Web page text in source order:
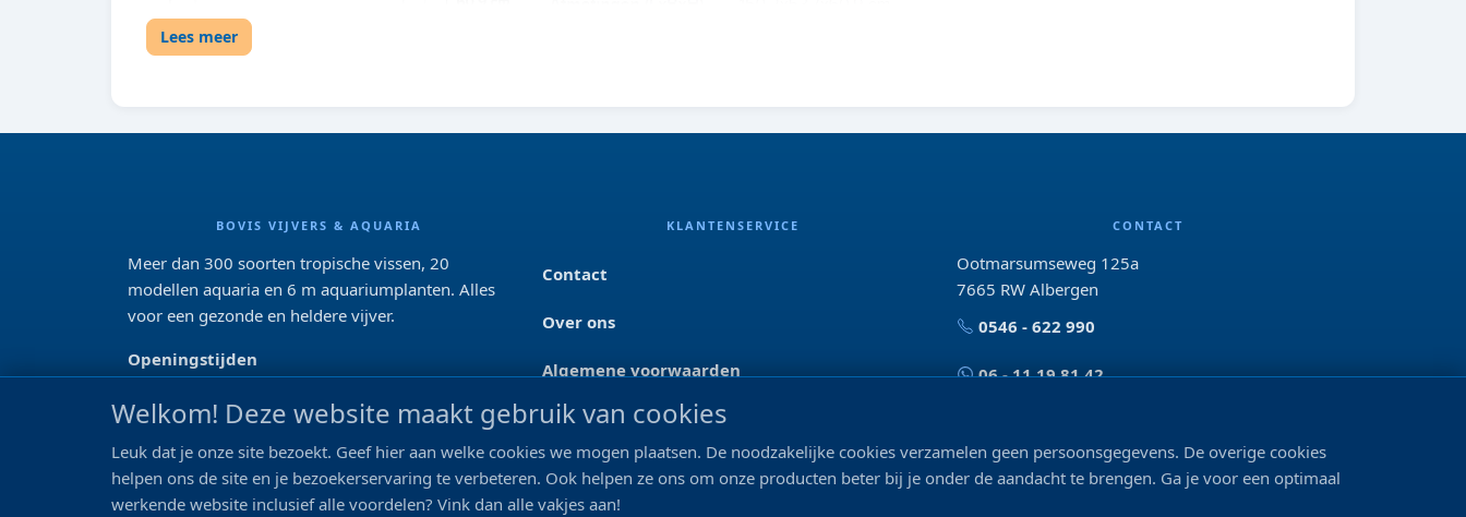
Lees meer
BOVIS VIJVERS & AQUARIA
Meer dan 300 soorten tropische vissen, 20
modellen aquaria en 6 m aquariumplanten. Alles
voor een gezonde en heldere vijver.
Openingstijden
Za: 09:00 - 17:00
REVIEWS
KLANTENSERVICE
Contact
Over ons
Algemene voorwaarden
Privacyverklaring
Blog & tips
CONTACT
Ootmarsumseweg 125a
7665 RW Albergen
0546 - 622 990
06 - 11 19 81 42
VOLG ONS
Welkom! Deze website maakt gebruik van cookies
Leuk dat je onze site bezoekt. Geef hier aan welke cookies we mogen plaatsen. De noodzakelijke cookies verzamelen geen persoonsgegevens. De overige cookies
helpen ons de site en je bezoekerservaring te verbeteren. Ook helpen ze ons om onze producten beter bij je onder de aandacht te brengen. Ga je voor een optimaal
werkende website inclusief alle voordelen? Vink dan alle vakjes aan!